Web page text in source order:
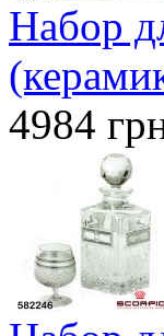
Набор
4984